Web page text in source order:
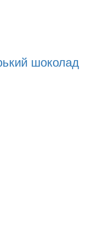
шоколад